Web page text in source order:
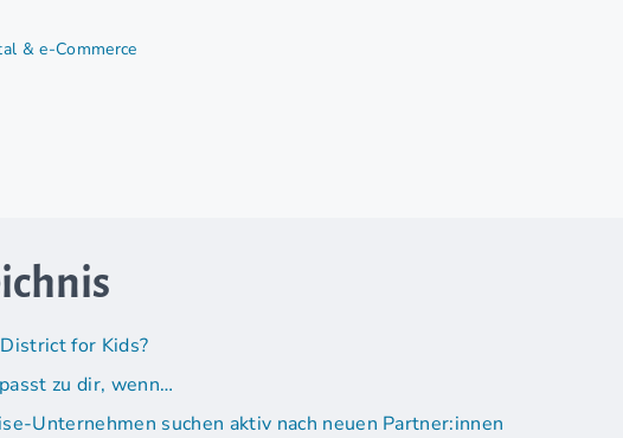
& e-Commerce
for Kids?
zu dir, wenn…
Unternehmen suchen aktiv nach neuen Partner:innen